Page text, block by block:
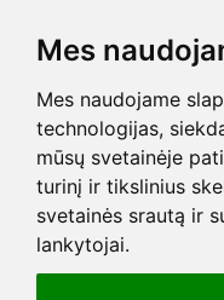
Mes
Mes naudojame
technologijas,
mūsų svetainėje
turinį ir tikslinius
svetainės srautą ir
lankytojai.
Apie mus
Copyright ©